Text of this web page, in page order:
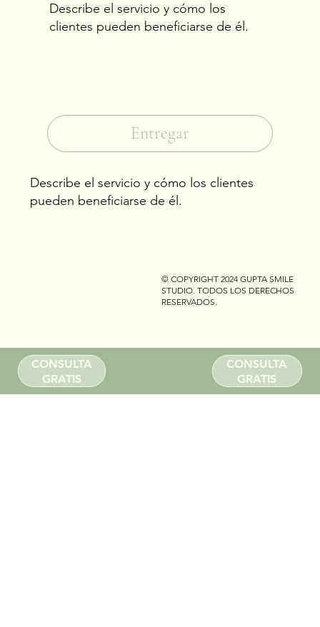
Describe el servicio y cómo los
clientes pueden beneficiarse de él.
Entregar
Describe el servicio y cómo los clientes
pueden beneficiarse de él.
© COPYRIGHT 2024 GUPTA SMILE
STUDIO. TODOS LOS DERECHOS
RESERVADOS.
CONSULTA
GRATIS
CONSULTA
GRATIS